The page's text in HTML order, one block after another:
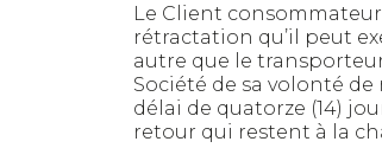
Le Client
rétractation qu’il peut
autre que le
Société de sa volonté
délai de quatorze (14)
retour qui restent à la